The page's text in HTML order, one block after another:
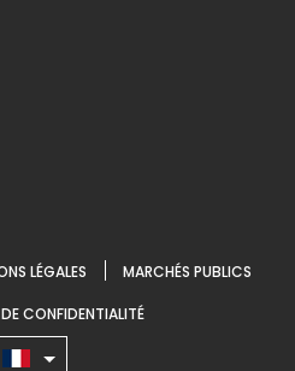
LÉGALES MARCHÉS PUBLICS
CONFIDENTIALITÉ